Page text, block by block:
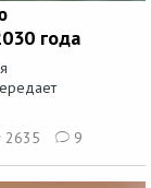
года
2635 9